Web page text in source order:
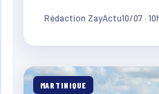
Rédaction ZayActu10/07 ·
MARTINIQUE